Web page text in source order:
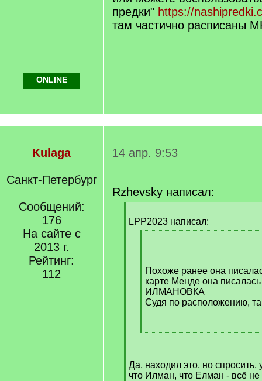
предки" https://
там частично расписаны
ONLINE
Kulaga
Санкт-Петербург
Сообщений:
176
На сайте с
2013 г.
Рейтинг:
112
14 апр. 9:53
Rzhevsky написал:
qLPP2023 написал:
Похоже ранее она
карте Менде она писалась
ИЛМАНОВКА
Судя по расположению,
[
]
Да, находил это, но спросить,
что Илман, что Елман - всё не